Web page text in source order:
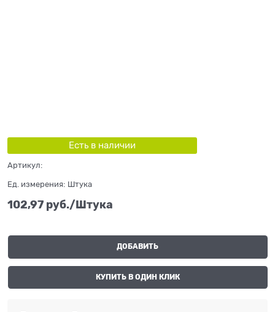
Есть в наличии
Артикул:
Ед. измерения: Штука
102,97 руб./Штука
ДОБАВИТЬ
КУПИТЬ В ОДИН КЛИК